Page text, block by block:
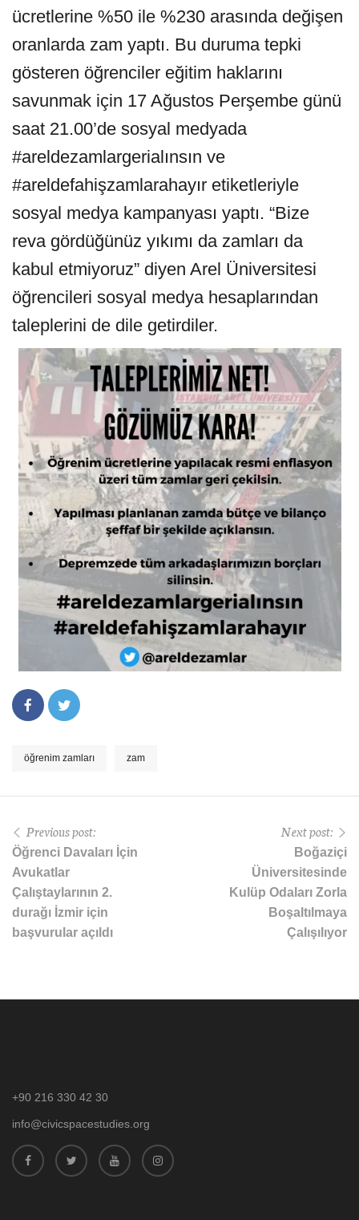
ücretlerine %50 ile %230 arasında değişen
oranlarda zam yaptı. Bu duruma tepki
gösteren öğrenciler eğitim haklarını
savunmak için 17 Ağustos Perşembe günü
saat 21.00’de sosyal medyada
#areldezamlargerialınsın ve
#areldefahişzamlarahayır etiketleriyle
sosyal medya kampanyası yaptı. “Bize
reva gördüğünüz yıkımı da zamları da
kabul etmiyoruz” diyen Arel Üniversitesi
öğrencileri sosyal medya hesaplarından
taleplerini de dile getirdiler.
öğrenim zamları zam
Previous post:
Öğrenci Davaları İçin
Avukatlar
Çalıştaylarının 2.
durağı İzmir için
başvurular açıldı
Next post:
Boğaziçi
Üniversitesinde
Kulüp Odaları Zorla
Boşaltılmaya
Çalışılıyor
+90 216 330 42 30
info@civicspacestudies.org